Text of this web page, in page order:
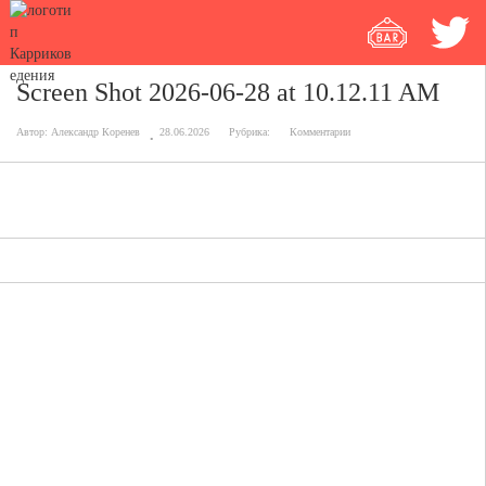
Screen Shot 2026-06-28 at 10.12.11 AM
Автор: Александр Коренев 28.06.2026 Рубрика: Комментарии